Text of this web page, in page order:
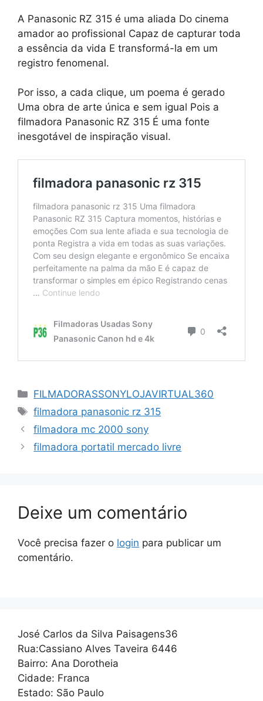
A Panasonic RZ 315 é uma aliada Do cinema
amador ao profissional Capaz de capturar toda
a essência da vida E transformá-la em um
registro fenomenal.
Por isso, a cada clique, um poema é gerado
Uma obra de arte única e sem igual Pois a
filmadora Panasonic RZ 315 É uma fonte
inesgotável de inspiração visual.
Categorias
FILMADORASSONYLOJAVIRTUAL360
Tags
filmadora panasonic rz 315
filmadora mc 2000 sony
filmadora portatil mercado livre
Deixe um comentário
Você precisa fazer o login para publicar um
comentário.
José Carlos da Silva Paisagens36
Rua:Cassiano Alves Taveira 6446
Bairro: Ana Dorotheia
Cidade: Franca
Estado: São Paulo